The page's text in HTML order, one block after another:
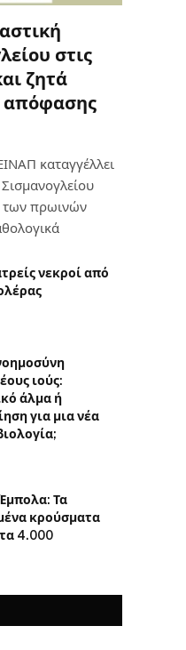
στις
ζητά
απόφασης
καταγγέλλει
των πρωινών
νεκροί από
ιούς:
άλμα ή
για μια νέα
Τα
κρούσματα
4.000